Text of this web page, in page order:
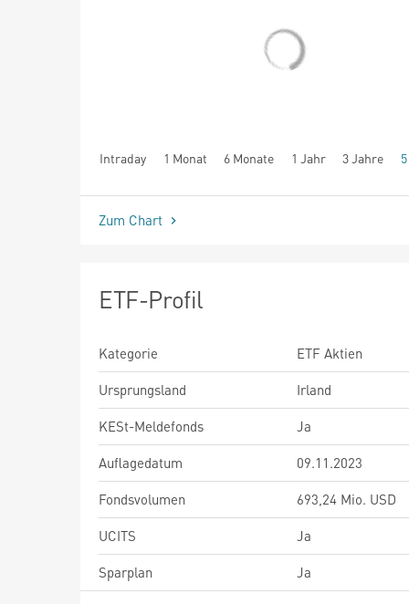
Intraday 1 Monat 6 Monate 1 Jahr 3 Jahre
seit Beginn
Zum Chart
ETF-Profil
Kategorie
ETF Aktien
Ursprungsland
Irland
KESt-Meldefonds
Ja
Auflagedatum
09.11.2023
Fondsvolumen
693,24 Mio. USD
UCITS
Ja
Sparplan
Ja